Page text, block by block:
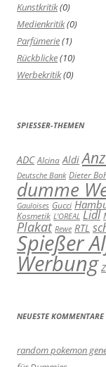
Kunstkritik(0)
Medienkritik(0)
Parfümerie(1)
Rückblicke(10)
Werbekritik(0)
SPIESSER-THEMEN
ADC Alcina Aldi
Deutsche Bank Dieter
dumme
Gauloises Gucci
Kosmetik L'OREAL Lidl
Plakat Rewe RTL
Spießer
Werbung
NEUESTE KOMMENTARE
random pokemon